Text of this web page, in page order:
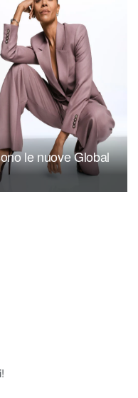
le nuove Global